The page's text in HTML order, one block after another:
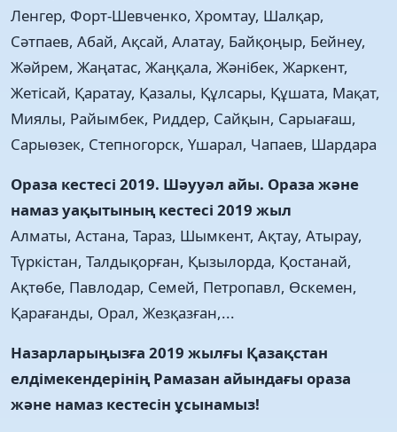
Ленгер, Форт-Шевченко, Хромтау, Шалқар,
Сәтпаев, Абай, Ақсай, Алатау, Байқоңыр, Бейнеу,
Жәйрем, Жаңатас, Жаңқала, Жәнібек, Жаркент,
Жетісай, Қаратау, Қазалы, Құлсары, Құшата, Мақат,
Миялы, Райымбек, Риддер, Сайқын, Сарыағаш,
Сарыөзек, Степногорск, Үшарал, Чапаев, Шардара
Ораза кестесі 2019. Шәууәл айы. Ораза және
намаз уақытының кестесі 2019 жыл
Алматы, Астана, Тараз, Шымкент, Ақтау, Атырау,
Түркістан, Талдықорған, Қызылорда, Қостанай,
Ақтөбе, Павлодар, Семей, Петропавл, Өскемен,
Қарағанды, Орал, Жезқазған,...
Назарларыңызға 2019 жылғы Қазақстан
елдімекендерінің Рамазан айындағы ораза
және намаз кестесін ұсынамыз!